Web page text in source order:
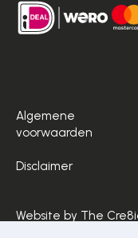
Algemene
voorwaarden
Disclaimer
Website by The